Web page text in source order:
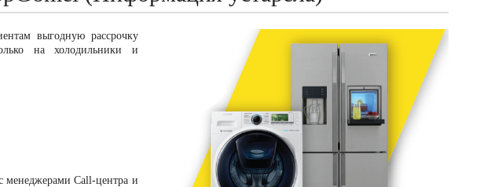
выгодную рассрочку
на холодильники и
менеджерами Call-центра и